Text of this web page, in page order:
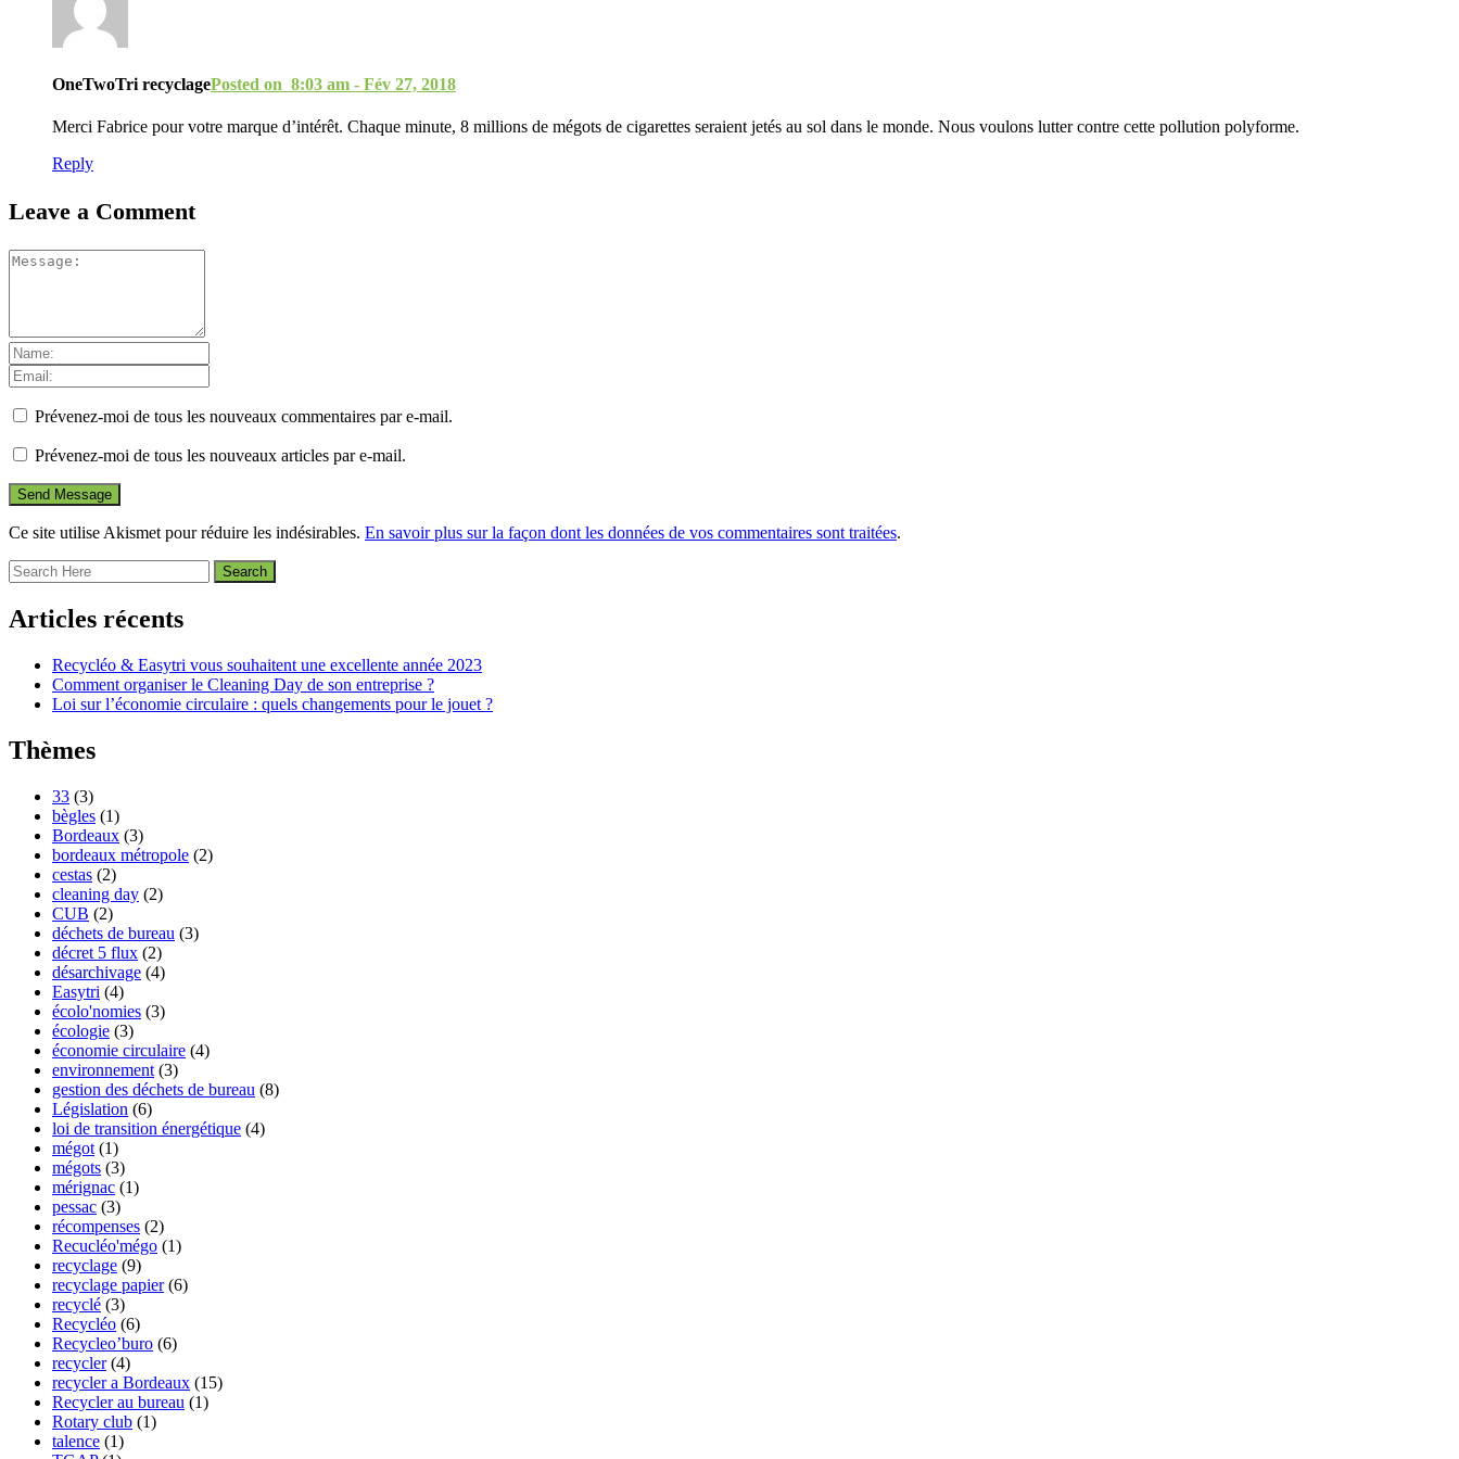
OneTwoTri recyclagePosted on 8:03 am - Fév 27, 2018
Merci Fabrice pour votre marque d’intérêt. Chaque minute, 8 millions de mégots de cigarettes seraient jetés au sol dans le monde. Nous voulons lutter contre cette pollution polyforme.
Reply
Leave a Comment
Prévenez-moi de tous les nouveaux commentaires par e-mail.
Prévenez-moi de tous les nouveaux articles par e-mail.
Ce site utilise Akismet pour réduire les indésirables. En savoir plus sur la façon dont les données de vos commentaires sont traitées.
Articles récents
Recycléo & Easytri vous souhaitent une excellente année 2023
Comment organiser le Cleaning Day de son entreprise ?
Loi sur l’économie circulaire : quels changements pour le jouet ?
Thèmes
33 (3)
bègles (1)
Bordeaux (3)
bordeaux métropole (2)
cestas (2)
cleaning day (2)
CUB (2)
déchets de bureau (3)
décret 5 flux (2)
désarchivage (4)
Easytri (4)
écolo'nomies (3)
écologie (3)
économie circulaire (4)
environnement (3)
gestion des déchets de bureau (8)
Législation (6)
loi de transition énergétique (4)
mégot (1)
mégots (3)
mérignac (1)
pessac (3)
récompenses (2)
Recucléo'mégo (1)
recyclage (9)
recyclage papier(6)
recyclé (3)
Recycléo (6)
Recycleo’buro (6)
recycler(4)
recycler a Bordeaux (15)
Recycler au bureau (1)
Rotary club (1)
talence (1)